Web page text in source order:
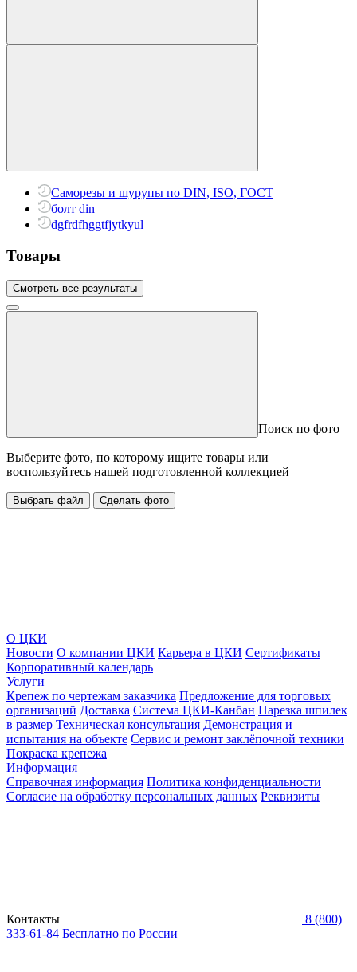
Саморезы и шурупы по DIN, ISO, ГОСТ
болт din
dgfrdfhggtfjytkyul
Товары
Смотреть все результаты
Поиск по фото
Выберите фото, по которому ищите товары или
воспользуйтесь нашей подготовленной коллекцией
Выбрать файл Сделать фото
О ЦКИ
Новости О компании ЦКИ Карьера в ЦКИ Сертификаты
Корпоративный календарь
Услуги
Крепеж по чертежам заказчика Предложение для торговых
организаций Доставка Система ЦКИ-Канбан Нарезка шпилек
в размер Техническая консультация Демонстрация и
испытания на объекте Сервис и ремонт заклёпочной техники
Покраска крепежа
Информация
Справочная информация Политика конфиденциальности
Согласие на обработку персональных данных Реквизиты
Контакты
8 (800)
333-61-84 Бесплатно по России